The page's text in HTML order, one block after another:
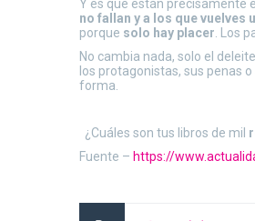
Y es que están precisamente
no fallan y a los que vuelves
porque solo hay placer . Los
No cambia nada, solo el
los protagonistas, sus penas
forma.
¿Cuáles son tus libros de mil
Fuente – https://